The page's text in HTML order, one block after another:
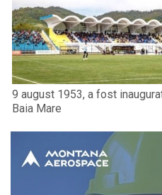
9 august 1953, a fost
Baia Mare